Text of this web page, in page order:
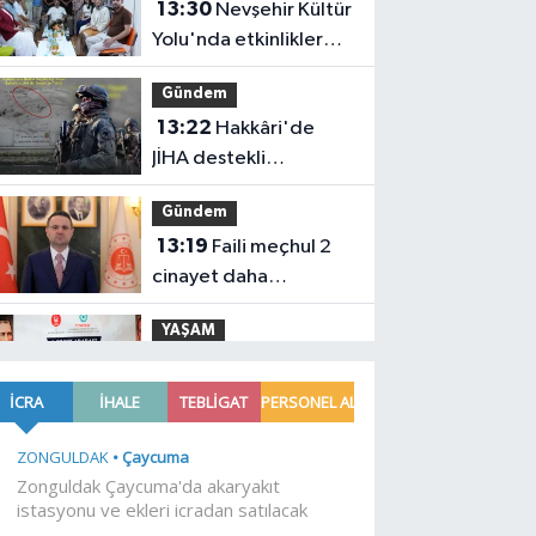
13:30
Yolu'nda etkinlikler
peşpeşe yapıldı
Gündem
13:22
JİHA destekli
operasyon
Gündem
13:19
cinayet daha
aydınlatıldı
YAŞAM
kalbi Keçiören'de attı
13:10 Konya Bisiklet
Festivali'nin açılışı